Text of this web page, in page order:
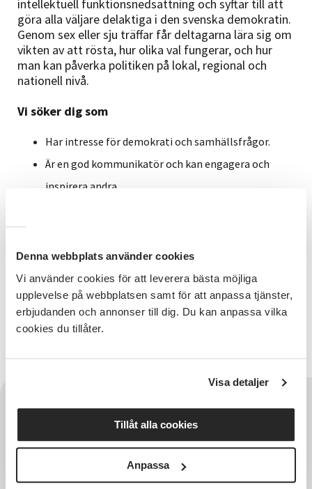
Denna webbplats använder cookies
Vi använder cookies för att leverera bästa möjliga
upplevelse på webbplatsen samt för att anpassa tjänster,
erbjudanden och annonser till dig. Du kan anpassa vilka
cookies du tillåter.
Visa detaljer
Tillåt alla cookies
Anpassa
intellektuell funktionsnedsättning och syftar till att
göra alla väljare delaktiga i den svenska demokratin.
Genom sex eller sju träffar får deltagarna lära sig om
vikten av att rösta, hur olika val fungerar, och hur
man kan påverka politiken på lokal, regional och
nationell nivå.
Vi söker dig som
Har intresse för demokrati och samhällsfrågor.
Är en god kommunikatör och kan engagera och
inspirera andra.
Du får utbildning i studiematerialet och du får
arvode som cirkelledare.
Läs mer och anmäl ditt intresse här!